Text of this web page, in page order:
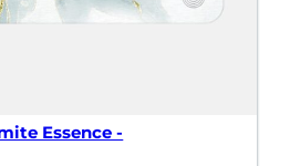
Essence -